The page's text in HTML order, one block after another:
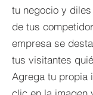
tu negocio y
de tus
empresa se
tus visitantes
Agrega tu propia